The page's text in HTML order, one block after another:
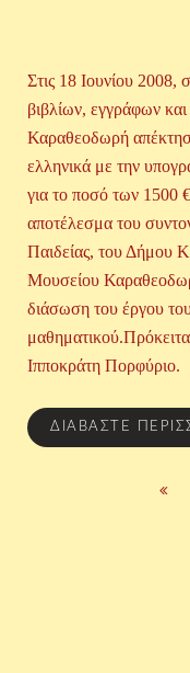
Στις 18 Ιουνίου
βιβλίων, εγγράφων
Καραθεοδωρή
ελληνικά με την
για το ποσό των 1500
αποτέλεσμα του
Παιδείας, του Δήμου
Μουσείου
διάσωση του έργου
Ιπποκράτη Πορφύριο.
ΔΙΑΒΆΣΤΕ